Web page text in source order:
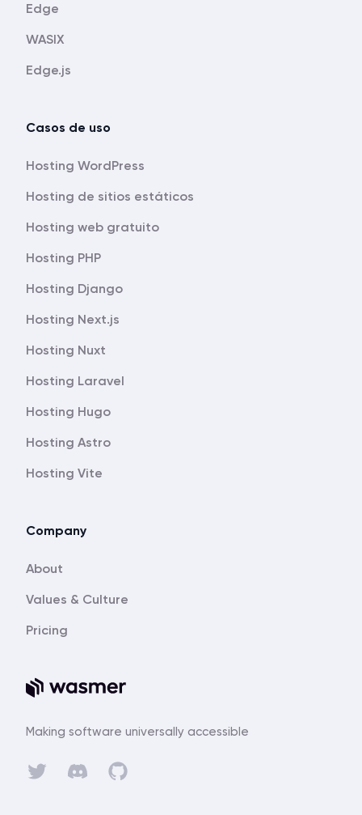
Making software universally accessible
Edge
WASIX
Edge.js
Casos de uso
Hosting WordPress
Hosting de sitios estáticos
Hosting web gratuito
Hosting PHP
Hosting Django
Hosting Next.js
Hosting Nuxt
Hosting Laravel
Hosting Hugo
Hosting Astro
Hosting Vite
Company
About
Values & Culture
Pricing